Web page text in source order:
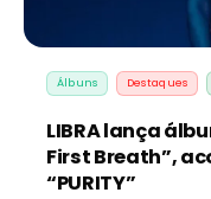
Álbuns Destaques
LIBRA lança
First Breath”,
“PURITY”